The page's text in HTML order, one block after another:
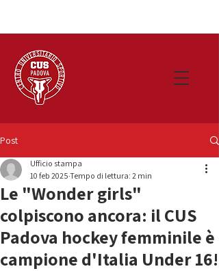
Post
Le "Wonder girls"
colpiscono ancora: il CUS
Padova hockey femminile è
campione d'Italia Under 16!
Ufficio stampa
10 feb 2025 Tempo di lettura: 2 min